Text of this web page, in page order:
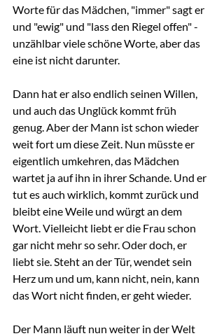
Worte für das Mädchen, "immer" sagt er
und "ewig" und "lass den Riegel offen" -
unzählbar viele schöne Worte, aber das
eine ist nicht darunter.
Dann hat er also endlich seinen Willen,
und auch das Unglück kommt früh
genug. Aber der Mann ist schon wieder
weit fort um diese Zeit. Nun müsste er
eigentlich umkehren, das Mädchen
wartet ja auf ihn in ihrer Schande. Und er
tut es auch wirklich, kommt zurück und
bleibt eine Weile und würgt an dem
Wort. Vielleicht liebt er die Frau schon
gar nicht mehr so sehr. Oder doch, er
liebt sie. Steht an der Tür, wendet sein
Herz um und um, kann nicht, nein, kann
das Wort nicht finden, er geht wieder.
Der Mann läuft nun weiter in der Welt